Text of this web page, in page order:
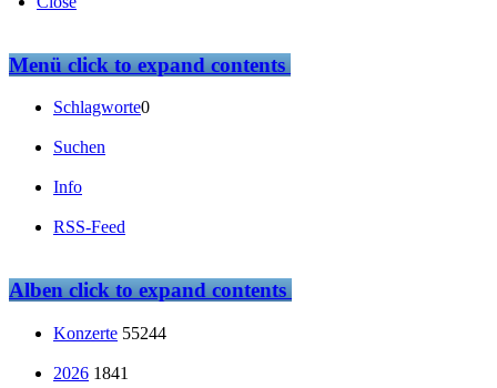
Menüclick to expand contents
Schlagworte0
Suchen
Info
RSS-Feed
Albenclick to expand contents
Konzerte 55244
2026 1841